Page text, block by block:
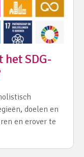
SDG-
doelen en
en erover te